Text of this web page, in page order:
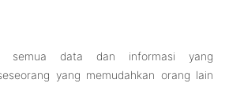
semua data dan informasi yang
yang memudahkan orang lain